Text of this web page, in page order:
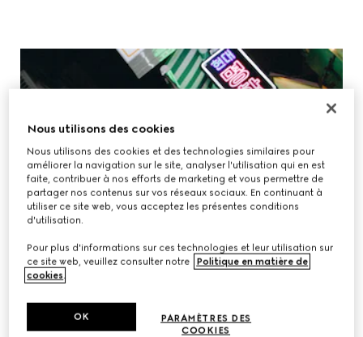
Nous utilisons des cookies
Nous utilisons des cookies et des technologies similaires pour
améliorer la navigation sur le site, analyser l'utilisation qui en est
faite, contribuer à nos efforts de marketing et vous permettre de
partager nos contenus sur vos réseaux sociaux. En continuant à
utiliser ce site web, vous acceptez les présentes conditions
d'utilisation.
Pour plus d'informations sur ces technologies et leur utilisation sur
ce site web, veuillez consulter notre
Politique en matière de
cookies.
PARAMÈTRES DES
COOKIES
OK